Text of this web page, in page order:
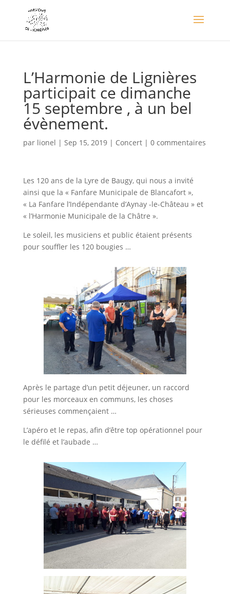
L’Harmonie de Lignières
participait ce dimanche
15 septembre , à un bel
évènement.
par lionel | Sep 15, 2019| Concert| 0 commentaires
Les 120 ans de la Lyre de Baugy, qui nous a invité
ainsi que la « Fanfare Municipale de Blancafort »,
« La Fanfare l’Indépendante d’Aynay -le-Château » et
« l’Harmonie Municipale de la Châtre ».
Le soleil, les musiciens et public étaient présents
pour souffler les 120 bougies …
Après le partage d’un petit déjeuner, un raccord
pour les morceaux en communs, les choses
sérieuses commençaient …
L’apéro et le repas, afin d’être top opérationnel pour
le défilé et l’aubade …